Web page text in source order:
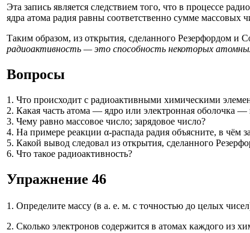
Эта запись является следствием того, что в процессе
ядра атома радия равны соответственно сумме массовых
Таким образом, из открытия, сделанного Резерфордом и
радиоактивность — это способность некоторых
Вопросы
1. Что происходит с радиоактивными химическими
2. Какая часть атома — ядро или электронная оболочка
3. Чему равно массовое число; зарядовое число?
4. На примере реакции α-распада радия объясните, в чём
5. Какой вывод следовал из открытия, сделанного
6. Что такое радиоактивность?
Упражнение 46
1. Определите массу (в а. е. м. с точностью до целых
2. Сколько электронов содержится в атомах каждого из